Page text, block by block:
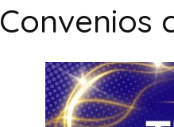
Convenios